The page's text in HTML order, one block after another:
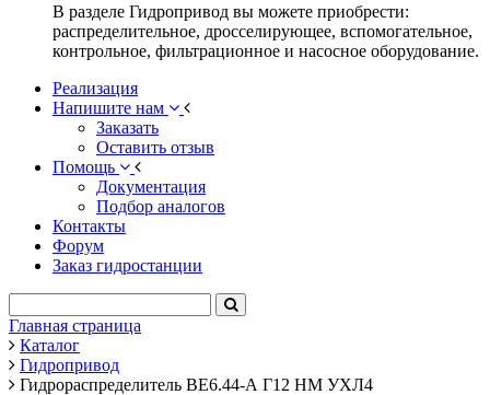
В разделе Гидропривод вы можете приобрести:
распределительное, дросселирующее, вспомогательное,
контрольное, фильтрационное и насосное оборудование.
Реализация
Напишите нам
Заказать
Оставить отзыв
Помощь
Документация
Подбор аналогов
Контакты
Форум
Заказ гидростанции
Главная страница
Каталог
Гидропривод
Гидрораспределитель ВЕ6.44-А Г12 НМ УХЛ4